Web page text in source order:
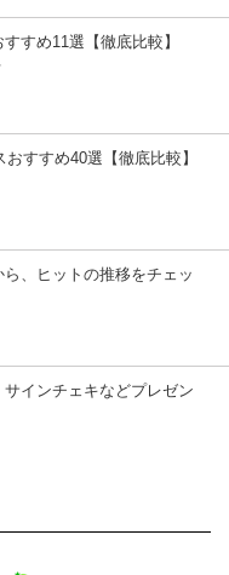
すめ11選【徹底比較】
すすめ40選【徹底比較】
、ヒットの推移をチェッ
インチェキなどプレゼン